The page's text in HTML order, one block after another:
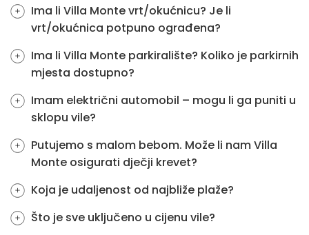
Ima li Villa Monte vrt/okućnicu? Je li
vrt/okućnica potpuno ograđena?
Ima li Villa Monte parkiralište? Koliko je parkirnih
mjesta dostupno?
Imam električni automobil – mogu li ga puniti u
sklopu vile?
Putujemo s malom bebom. Može li nam Villa
Monte osigurati dječji krevet?
Koja je udaljenost od najbliže plaže?
Što je sve uključeno u cijenu vile?